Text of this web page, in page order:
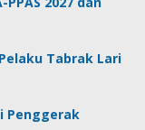
Tabrak Lari
Penggerak